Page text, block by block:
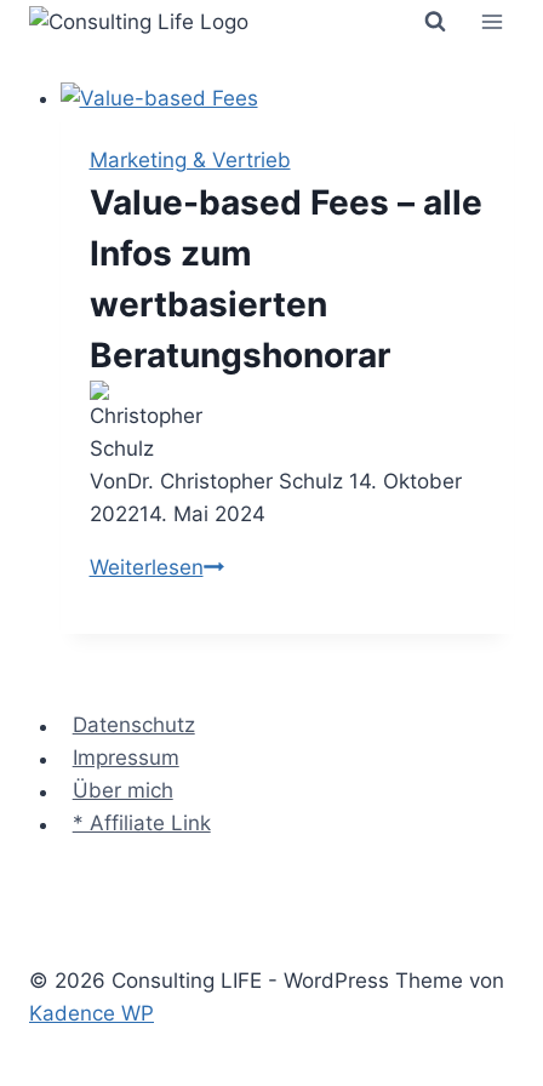
Zum
springen
Marketing & Vertrieb
Value-based Fees – alle
Infos zum
wertbasierten
Beratungshonorar
VonDr. Christopher Schulz 14. Oktober
202214. Mai 2024
WeiterlesenValue-
Beratungshonorar
Datenschutz
Impressum
Über mich
* Affiliate Link
© 2026 Consulting LIFE - WordPress Theme von
Kadence WP